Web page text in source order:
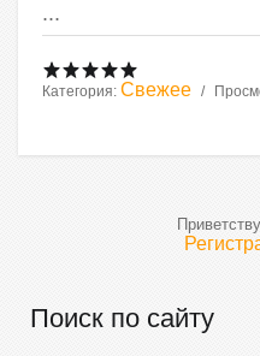
...
Категория: Свежее
Поиск по сайту